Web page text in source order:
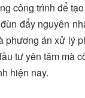
công trình để
đẩy nguyên
án xử lý
tư yên tâm mà
hiện nay.